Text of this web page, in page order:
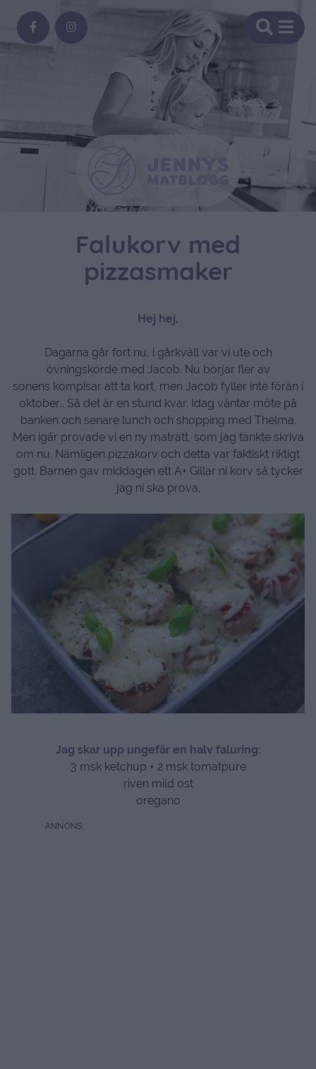
Falukorv med
pizzasmaker
Hej hej,
Dagarna går fort nu, i gårkväll var vi ute och
övningskörde med Jacob. Nu börjar fler av
sonens kompisar att ta kort, men Jacob fyller inte förän i
oktober… Så det är en stund kvar. Idag väntar möte på
banken och senare lunch och shopping med Thelma.
Men igår provade vi en ny maträtt, som jag tänkte skriva
om nu. Nämligen pizzakorv och detta var faktiskt riktigt
gott. Barnen gav middagen ett A+ Gillar ni korv så tycker
jag ni ska prova.
Jag skar upp ungefär en halv faluring:
3 msk ketchup + 2 msk tomatpure
riven mild ost
oregano